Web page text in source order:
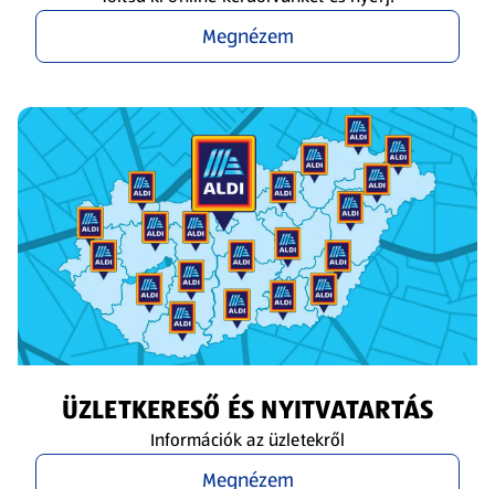
Megnézem
ÜZLETKERESŐ ÉS NYITVATARTÁS
Információk az üzletekről
Megnézem